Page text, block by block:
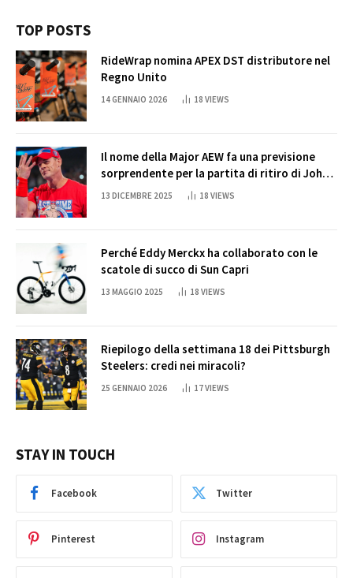
TOP POSTS
RideWrap nomina APEX DST distributore nel
Regno Unito
14 GENNAIO 2026 18 VIEWS
Il nome della Major AEW fa una previsione
sorprendente per la partita di ritiro di John
Cena
13 DICEMBRE 2025 18 VIEWS
Perché Eddy Merckx ha collaborato con le
scatole di succo di Sun Capri
13 MAGGIO 2025 18 VIEWS
Riepilogo della settimana 18 dei Pittsburgh
Steelers: credi nei miracoli?
25 GENNAIO 2026 17VIEWS
STAY IN TOUCH
Facebook Twitter
Pinterest Instagram